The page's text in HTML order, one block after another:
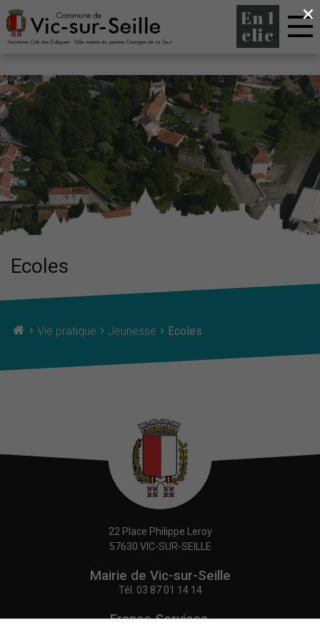
En 1
clic
Ecoles
› Vie pratique › Jeunesse › Ecoles
22 Place Philippe Leroy
57630 VIC-SUR-SEILLE
Mairie de Vic-sur-Seille
Tél. 03 87 01 14 14
France Services,
×